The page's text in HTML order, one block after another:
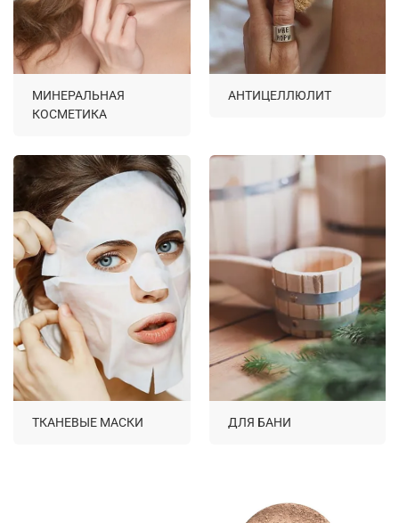
МИНЕРАЛЬНАЯ
КОСМЕТИКА
АНТИЦЕЛЛЮЛИТ
ТКАНЕВЫЕ МАСКИ ДЛЯ БАНИ